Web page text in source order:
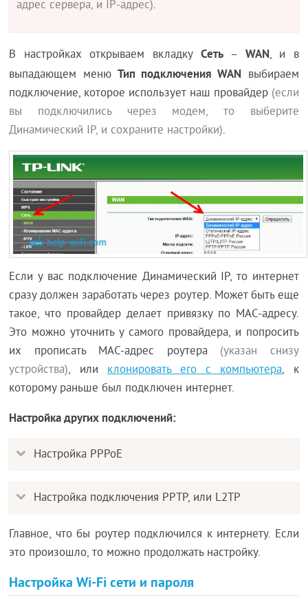
адрес сервера, и IP-адрес).
В настройках открываем вкладку Сеть– WAN, и в
выпадающем меню Тип подключения WAN выбираем
подключение, которое использует наш провайдер (если
вы подключились через модем, то выберите
Динамический IP, и сохраните настройки).
Если у вас подключение Динамический IP, то интернет
сразу должен заработать через роутер. Может быть еще
такое, что провайдер делает привязку по MAC-адресу.
Это можно уточнить у самого провайдера, и попросить
их прописать MAC-адрес роутера (указан снизу
устройства), иликлонировать его с компьютера, к
которому раньше был подключен интернет.
Настройка других подключений:
Настройка PPPoE
Настройка подключения PPTP, или L2TP
Главное, что бы роутер подключился к интернету. Если
это произошло, то можно продолжать настройку.
Настройка Wi-Fi сети и пароля